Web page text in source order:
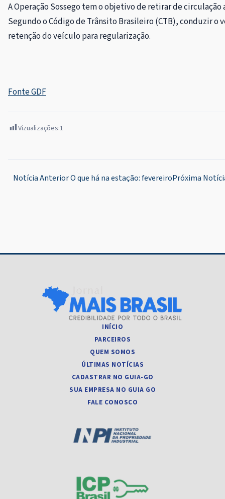
A Operação Sossego tem o objetivo de retirar de
Segundo o Código de Trânsito Brasileiro (CTB), conduzir o
retenção do veículo para regularização.
Fonte GDF
Vizualizações:1
Navegação
Notícia AnteriorO que há na estação: fevereiroPróxima
INÍCIO
PARCEIROS
QUEM SOMOS
ÚLTIMAS NOTÍCIAS
CADASTRAR NO GUIA-GO
SUA EMPRESA NO GUIA GO
FALE CONOSCO